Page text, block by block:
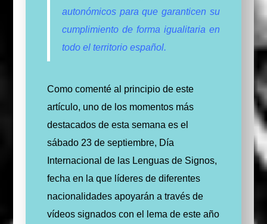
autonómicos para que garanticen su
cumplimiento de forma igualitaria en
todo el territorio español.
Como comenté al principio de este
artículo, uno de los momentos más
destacados de esta semana es el
sábado 23 de septiembre, Día
Internacional de las Lenguas de Signos,
fecha en la que líderes de diferentes
nacionalidades apoyarán a través de
vídeos signados con el lema de este año